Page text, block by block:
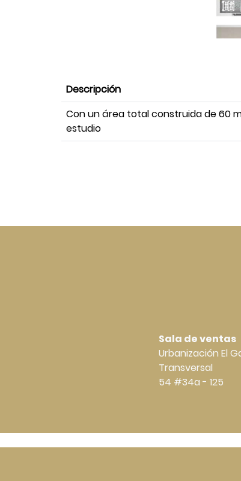
Descripción
Con un área total construida de 60
estudio
Sala de ventas
Urbanización El
Transversal
54 #34a - 125